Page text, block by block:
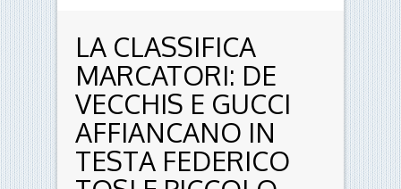
LA CLASSIFICA
MARCATORI: DE
VECCHIS E GUCCI
AFFIANCANO IN
TESTA FEDERICO